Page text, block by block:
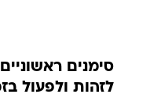
סימנים
לזהות ולפעול